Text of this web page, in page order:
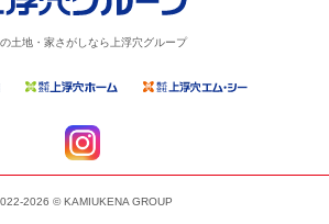
土地・家さがしなら上浮穴グループ
2026 © KAMIUKENA GROUP